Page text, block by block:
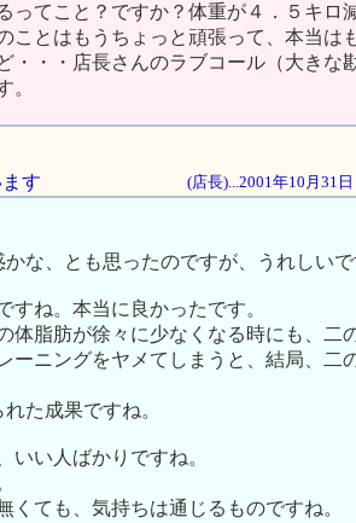
ってこと？ですか？体重が４．５キロ
ことはもうちょっと頑張って、本当は
・・・店長さんのラブコール（大きな
。
す (店長)...2001年10月31
な、とも思ったのですが、うれしいで
すね。本当に良かったです。
体脂肪が徐々に少なくなる時にも、二
ーニングをヤメてしまうと、結局、二
た成果ですね。
いい人ばかりですね。
ても、気持ちは通じるものですね。